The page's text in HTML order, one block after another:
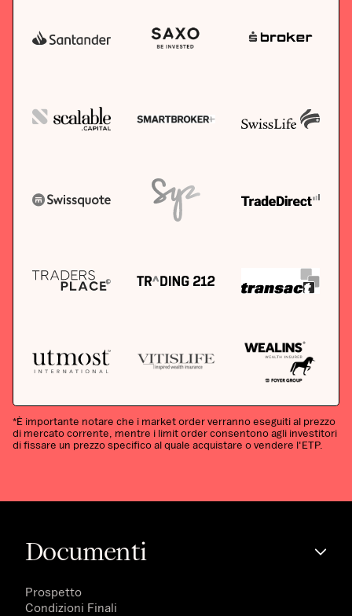
*È importante notare che i market order verranno eseguiti al prezzo
di mercato corrente, mentre i limit order consentono agli investitori
di fissare un prezzo specifico al quale acquistare o vendere l'ETP.
Documenti
Prospetto
Condizioni Finali